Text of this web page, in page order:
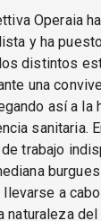
Operaia
y ha
distintos
una
así a la
sanitaria.
trabajo
a